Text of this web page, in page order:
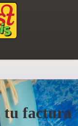
tu factura